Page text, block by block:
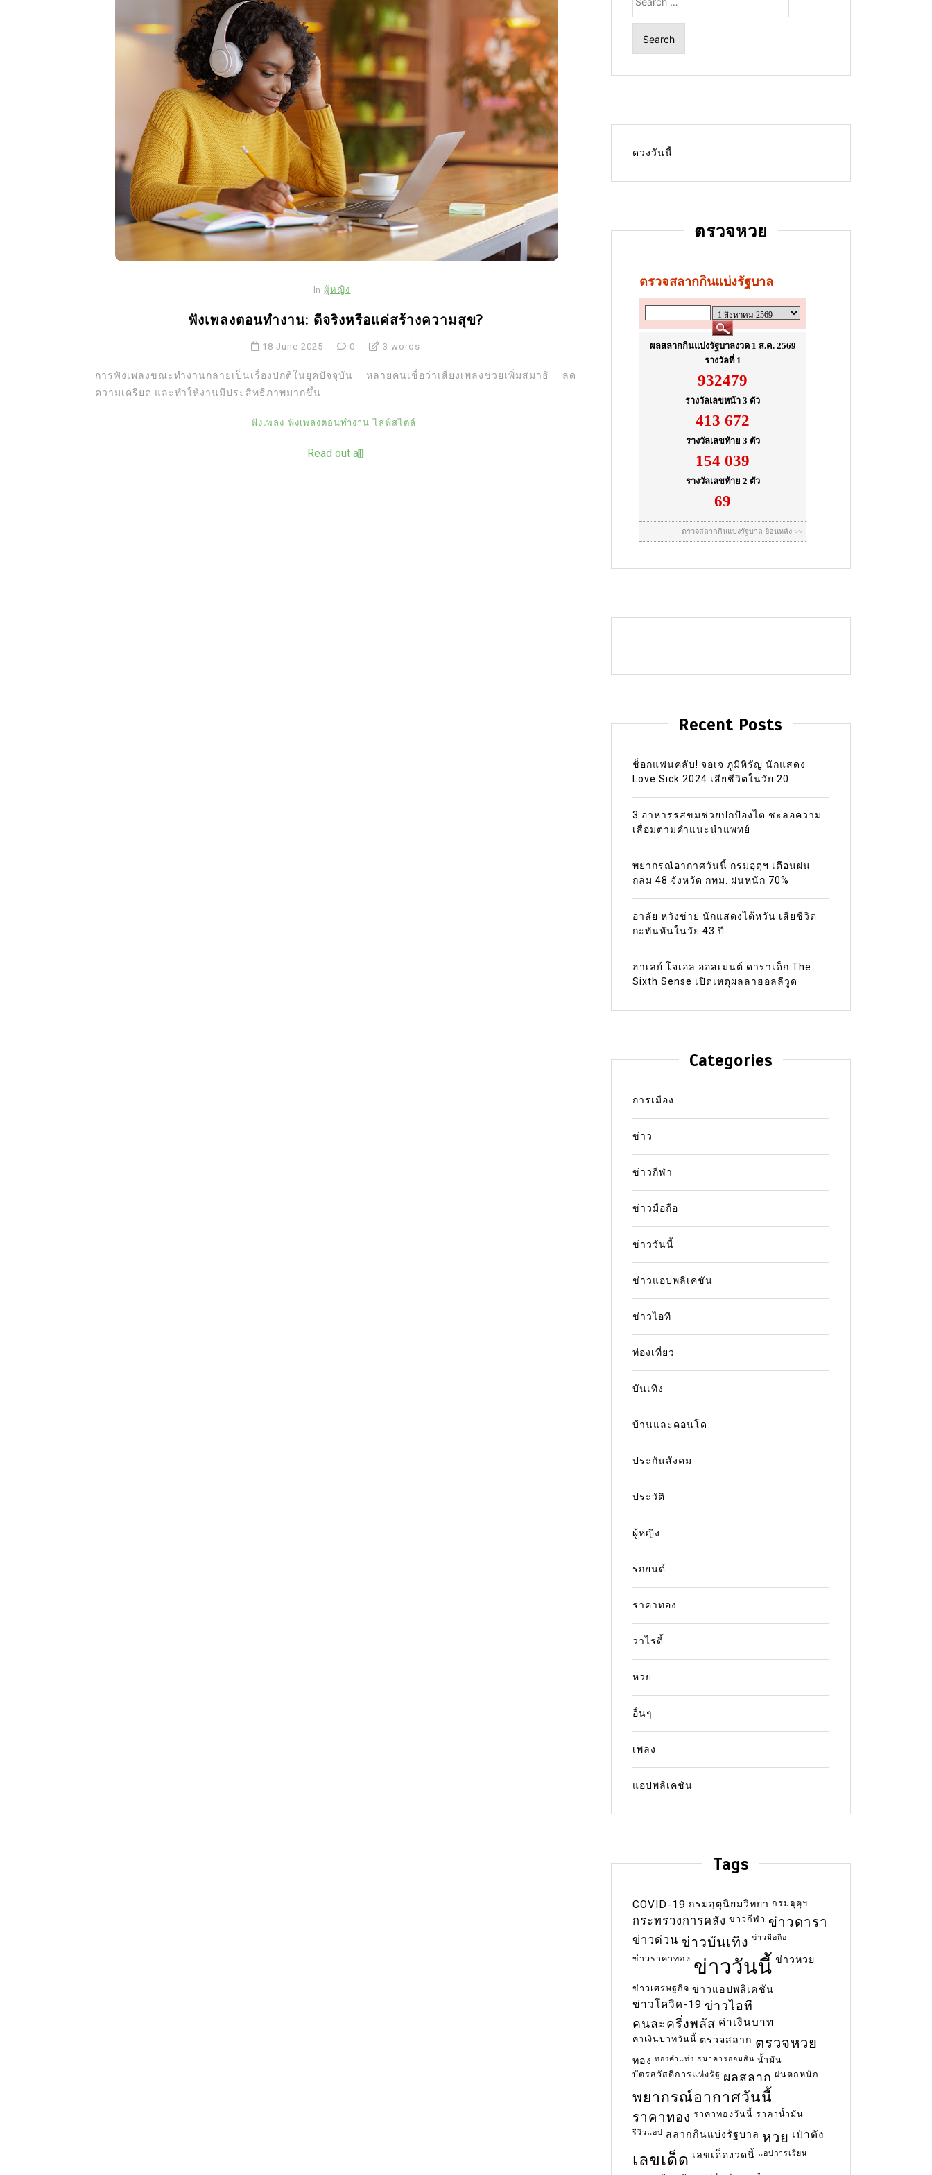
In ผู้หญิง
ฟังเพลงตอนทำงาน: ดีจริงหรือแค่สร้างความสุข?
18 June 2025 0 3 words
การฟังเพลงขณะทำงานกลายเป็นเรื่องปกติในยุคปัจจุบัน หลายคนเชื่อว่าเสียงเพลงช่วยเพิ่มสมาธิ ลด
ความเครียด และทำให้งานมีประสิทธิภาพมากขึ้น
ฟังเพลง ฟังเพลงตอนทำงาน ไลฟ์สไตล์
Read out all
for:
ดวงวันนี้
ตรวจหวย
Recent Posts
ช็อกแฟนคลับ! จอเจ ภูมิหิรัญ นักแสดง
Love Sick 2024 เสียชีวิตในวัย 20
3 อาหารรสขมช่วยปกป้องไต ชะลอความ
เสื่อมตามคำแนะนำแพทย์
พยากรณ์อากาศวันนี้ กรมอุตุฯ เตือนฝน
ถล่ม 48 จังหวัด กทม. ฝนหนัก 70%
อาลัย หวังข่าย นักแสดงไต้หวัน เสียชีวิต
กะทันหันในวัย 43 ปี
ฮาเลย์ โจเอล ออสเมนต์ ดาราเด็ก The
Sixth Sense เปิดเหตุผลลาฮอลลีวูด
Categories
การเมือง
ข่าว
ข่าวกีฬา
ข่าวมือถือ
ข่าววันนี้
ข่าวแอปพลิเคชัน
ข่าวไอที
ท่องเที่ยว
บันเทิง
บ้านและคอนโด
ประกันสังคม
ประวัติ
ผู้หญิง
รถยนต์
ราคาทอง
วาไรตี้
หวย
อื่นๆ
เพลง
แอปพลิเคชัน
Tags
COVID-19 กรมอุตุนิยมวิทยา กรมอุตุฯ
กระทรวงการคลัง ข่าวกีฬา ข่าวดารา
ข่าวด่วน ข่าวบันเทิง ข่าวมือถือ
ข่าวราคาทอง ข่าววันนี้ ข่าวหวย
ข่าวเศรษฐกิจ ข่าวแอปพลิเคชัน
ข่าวโควิด-19 ข่าวไอที
คนละครึ่งพลัส ค่าเงินบาท
ค่าเงินบาทวันนี้ ตรวจสลาก ตรวจหวย
ทอง ทองคำแท่ง ธนาคารออมสิน น้ำมัน
บัตรสวัสดิการแห่งรัฐ ผลสลาก ฝนตกหนัก
พยากรณ์อากาศวันนี้
ราคาทอง ราคาทองวันนี้ ราคาน้ำมัน
รีวิวแอป สลากกินแบ่งรัฐบาล หวย เป๋าตัง
เลขเด็ด เลขเด็ดงวดนี้ แอปการเรียน